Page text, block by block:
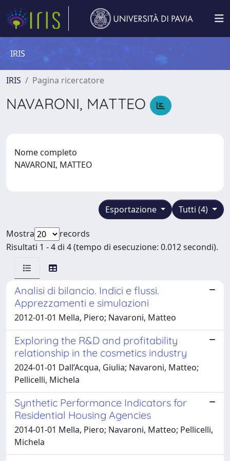
IRIS
IRIS Pagina ricercatore
NAVARONI, MATTEO
Nome completo
NAVARONI, MATTEO
Tutti (4)
Esportazione
Mostra
records
Risultati 1 - 4 di 4 (tempo di esecuzione: 0.012 secondi).
Analisi di bilancio. Indici e flussi.
Apprezzamenti e simulazioni
2012-01-01 Mella, Piero; Navaroni, Matteo
Exploring the R&D and profitability
relationship in the cosmetics industry
2024-01-01 Dall’Acqua, Giulia; Navaroni, Matteo;
Pellicelli, Michela
Synthetic Performance Indicators for
Residential Housing Agencies
2014-01-01 Mella, Piero; Navaroni, Matteo; Pellicelli,
Michela